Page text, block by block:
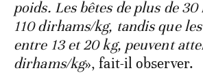
poids. Les bêtes de plus de
110 dirhams/kg, tandis que
entre 13 et 20 kg, peuvent
dirhams/kg», fait-il observer.